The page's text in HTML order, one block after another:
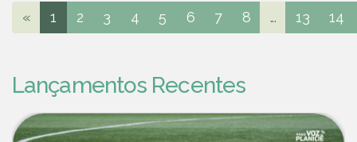
« 1 2 3 4 5 6 7 8 ... 13 14
Lançamentos Recentes